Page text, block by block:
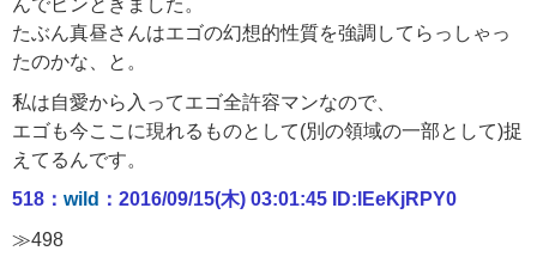
んでピンときました。
たぶん真昼さんはエゴの幻想的性質を強調してらっしゃっ
たのかな、と。
私は自愛から入ってエゴ全許容マンなので、
エゴも今ここに現れるものとして(別の領域の一部として)捉
えてるんです。
518： wild ：2016/09/15(木) 03:01:45 ID:lEeKjRPY0
≫498